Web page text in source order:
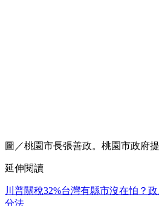
圖／桃園市長張善政。桃園市政府提
延伸閱讀
川普關稅32%台灣有縣市沒在怕？
分法